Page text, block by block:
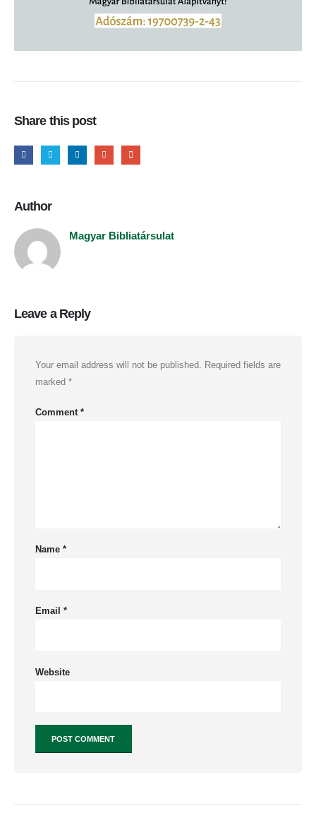
Share this post
Author
Magyar Bibliatársulat
Leave a Reply
Your email address will not be published. Required fields are
marked *
Comment *
Name *
Email *
Website